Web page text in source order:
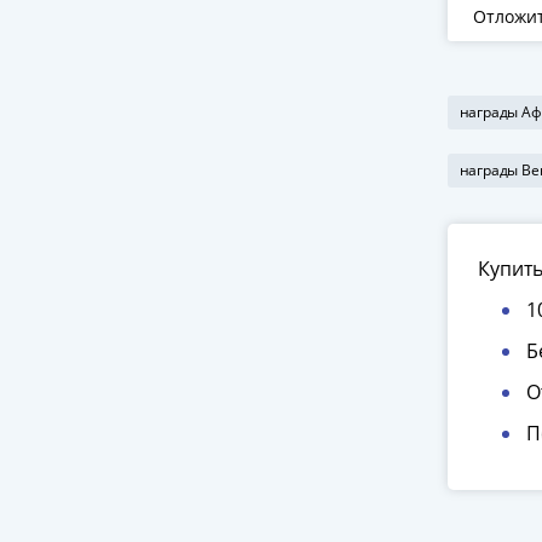
награды
награды